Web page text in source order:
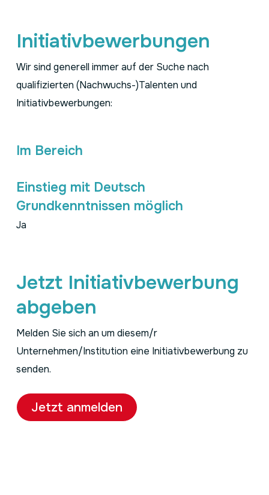
Initiativbewerbungen
Wir sind generell immer auf der Suche nach
qualifizierten (Nachwuchs-)Talenten und
Initiativbewerbungen:
Im Bereich
Einstieg mit Deutsch
Grundkenntnissen möglich
Ja
Jetzt Initiativbewerbung
abgeben
Melden Sie sich an um diesem/r
Unternehmen/Institution eine Initiativbewerbung zu
senden.
Jetzt anmelden